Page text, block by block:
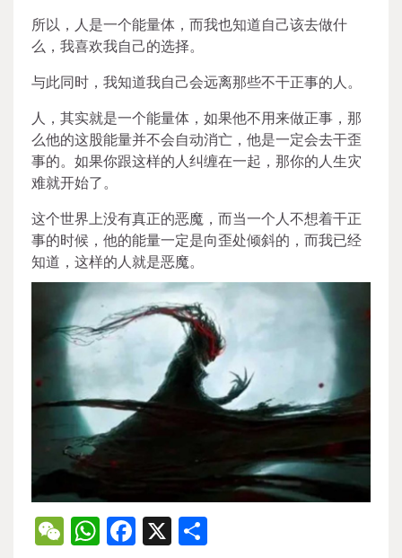
所以，人是一个能量体，而我也知道自己该去做什
么，我喜欢我自己的选择。
与此同时，我知道我自己会远离那些不干正事的人。
人，其实就是一个能量体，如果他不用来做正事，那
么他的这股能量并不会自动消亡，他是一定会去干歪
事的。如果你跟这样的人纠缠在一起，那你的人生灾
难就开始了。
这个世界上没有真正的恶魔，而当一个人不想着干正
事的时候，他的能量一定是向歪处倾斜的，而我已经
知道，这样的人就是恶魔。
WeChat
WhatsApp
Facebook
X